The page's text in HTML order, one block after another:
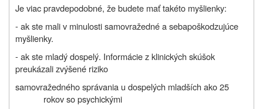
Je viac pravdepodobné, že budete mať takéto myšlienky:
- ak ste mali v minulosti samovražedné a sebapoškodzujúce
myšlienky.
- ak ste mladý dospelý. Informácie z klinických skúšok
preukázali zvýšené riziko
samovražedného správania u dospelých mladších ako 25
rokov so psychickými